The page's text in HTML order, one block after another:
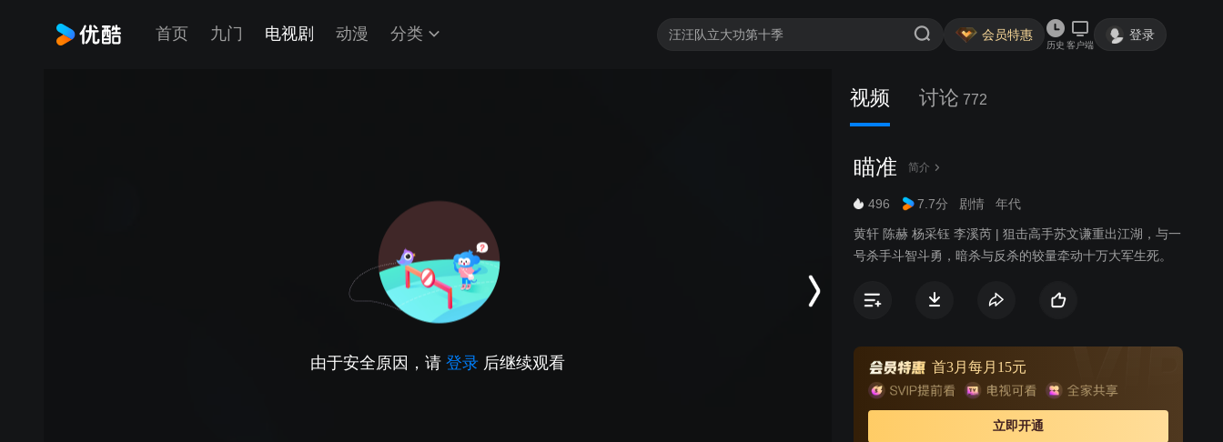
首页 九门 电视剧 动漫 分类 会员特惠
历史 客户端
登录
由于安全原因，请 登录 后继续观看
视频 讨论 772
瞄准 简介
496 7.7分 剧情 年代
黄轩 陈赫 杨采钰 李溪芮 | 狙击高手苏文谦重出江湖，与一
号杀手斗智斗勇，暗杀与反杀的较量牵动十万大军生死。
首3月每月15元
立即开通